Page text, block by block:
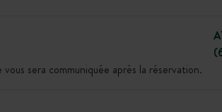
vous sera communiquée après la réservation.